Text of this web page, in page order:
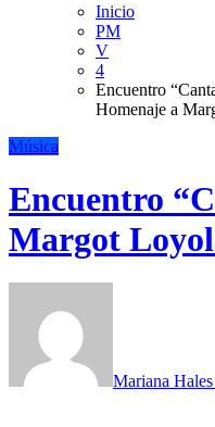
Inicio
PM
V
4
Encuentro
Homenaje a
Música
Encuentro
Margot
Mariana Hales